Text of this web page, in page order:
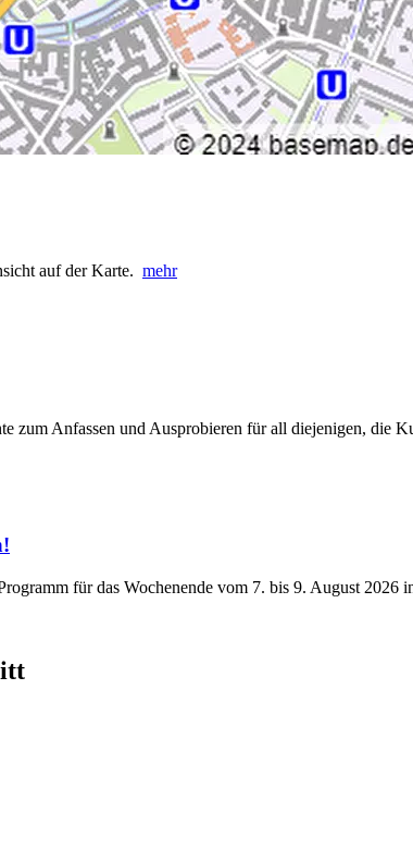
auf der Karte. mehr
zum Anfassen und Ausprobieren für all diejenigen, die
für das Wochenende vom 7. bis 9. August 2026